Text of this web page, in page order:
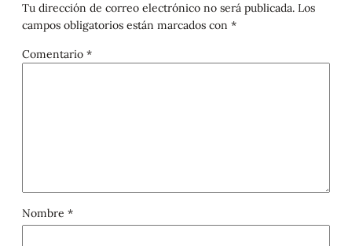
Tu dirección de correo electrónico no será publicada. Los
campos obligatorios están marcados con *
Comentario *
Nombre *